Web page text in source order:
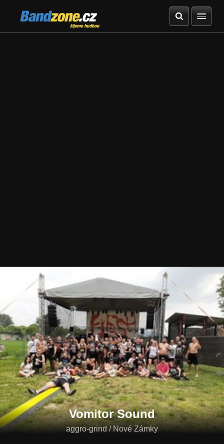
Bandzone.cz
žijeme hudbou
Vomitor Sound
aggro-grind / Nové Zámky